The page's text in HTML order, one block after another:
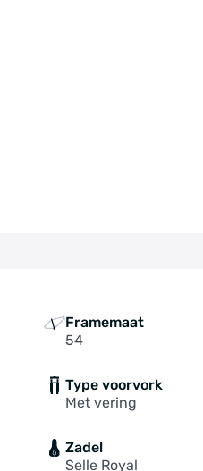
Framemaat
54
Type voorvork
Met vering
Zadel
Selle Royal